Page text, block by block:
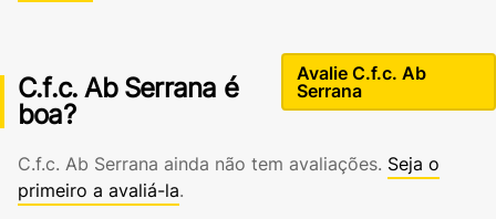
C.f.c. Ab Serrana é
boa?
Avalie C.f.c. Ab
Serrana
C.f.c. Ab Serrana ainda não tem avaliações. Seja o
primeiro a avaliá-la.